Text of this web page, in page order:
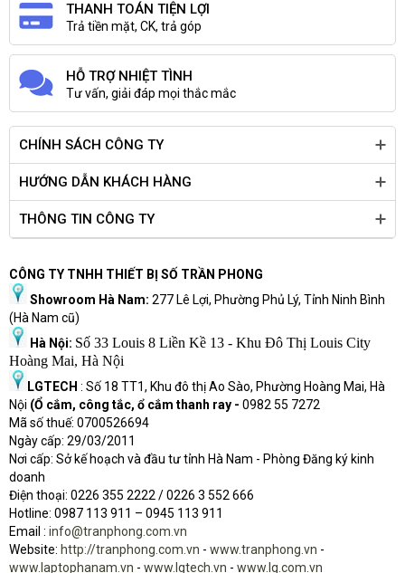
THANH TOÁN TIỆN LỢI
Trả tiền mặt, CK, trả góp
HỖ TRỢ NHIỆT TÌNH
Tư vấn, giải đáp mọi thắc mắc
CHÍNH SÁCH CÔNG TY
HƯỚNG DẪN KHÁCH HÀNG
THÔNG TIN CÔNG TY
CÔNG TY TNHH THIẾT BỊ SỐ TRẦN PHONG
Showroom Hà Nam: 277 Lê Lợi, Phường Phủ Lý, Tỉnh Ninh Bình
(Hà Nam cũ)
Hà Nội: Số 33 Louis 8 Liền Kề 13 - Khu Đô Thị Louis City
Hoàng Mai, Hà Nội
LGTECH : Số 18 TT1, Khu đô thị Ao Sào, Phường Hoàng Mai, Hà
Nội (Ổ cắm, công tắc, ổ cắm thanh ray - 0982 55 7272
Mã số thuế: 0700526694
Ngày cấp: 29/03/2011
Nơi cấp: Sở kế hoạch và đầu tư tỉnh Hà Nam - Phòng Đăng ký kinh
doanh
Điện thoại: 0226 355 2222 / 0226 3 552 666
Hotine: 0987 113 911 – 0945 113 911
Email : info@tranphong.com.vn
Website: http://tranphong.com.vn - www.tranphong.vn -
www.laptophanam.vn - www.lgtech.vn - www.lg.com.vn